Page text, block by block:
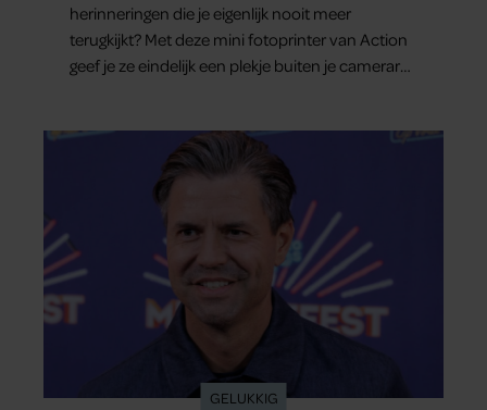
herinneringen die je eigenlijk nooit meer
terugkijkt? Met deze mini fotoprinter van Action
geef je ze eindelijk een plekje buiten je camerarol.
GELUKKIG